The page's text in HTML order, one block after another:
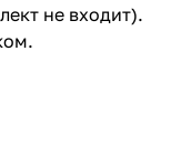
не входит).